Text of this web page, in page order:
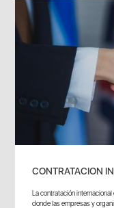
CONTRATACION
La contratación
donde las empresas y